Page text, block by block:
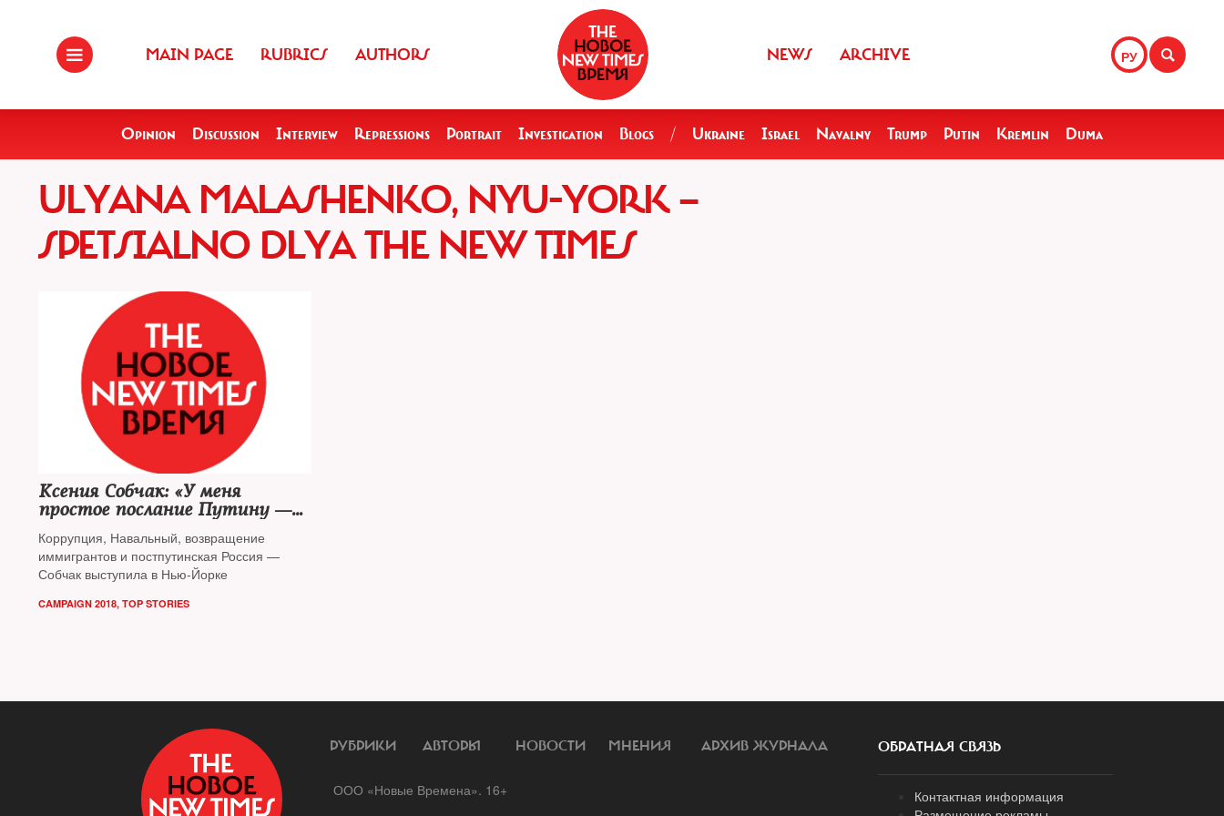
MAIN PAGE RUBRICS AUTHORS РУ
NEWS ARCHIVE
Opinion Discussion Interview Repressions Portrait Investigation Blogs / Ukraine Israel Navalny Trump Putin Kremlin Duma
ULYANA MALASHENKO, NYU-YORK —
SPETSIALNO DLYA THE NEW TIMES
Ксения Собчак: «У меня
простое послание Путину —
оставьте нас в покое»
Коррупция, Навальный, возвращение
иммигрантов и постпутинская Россия —
Собчак выступила в Нью-Йорке
CAMPAIGN 2018, TOP STORIES
РУБРИКИ АВТОРЫ НОВОСТИ МНЕНИЯ АРХИВ ЖУРНАЛА
ООО «Новые Времена». 16+
ОБРАТНАЯ СВЯЗЬ
Контактная информация